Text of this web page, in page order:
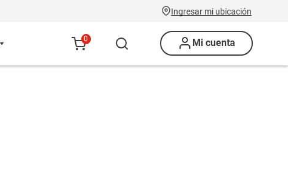
Ingresar mi ubicación
0 Mi cuenta